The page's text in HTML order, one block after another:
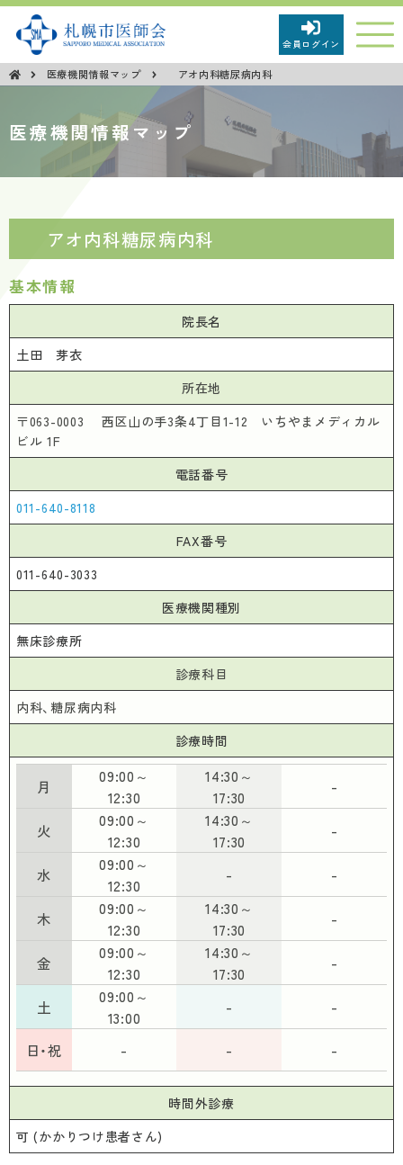
市民の皆さまへ
新型コロナウイルス感染症関連情報
市民向け医学講座
市民向けイベント等
第68回保健文化賞受賞について
メーイくんの「ぬりえ」ひろば
医師・医療関係の皆様へ
医療者向け講演会等
学術講演会等名義後援申請
入会について
シリーズ「在宅医療」
在宅医療・介護・認知症サポートセンター
地域医療室
治験事業について
初期及び二次救急当番報告
医療DX・サイバーセキュリティ
厚生労働省 「医療・介護・保育」分野における適
正な有料職業紹介事業者認定制度
札幌市医師会館のご利用について
札幌市医師会について
役員紹介
医師会会務分担
医師会の概要
医師会の歩み
定款施行規則
札幌市医師会史
札幌市医師会看護専門学校
札幌市医師会 採用情報
検診予防接種
特定健康診査等
各種がん検診等
乳がん・子宮がん
予防接種
高齢者用肺炎球菌ワクチン
会員ログイン
医療機関情報マップ アオ内科糖尿病内科
医療機関情報マップ
アオ内科糖尿病内科
基本情報
院長名
土田 芽衣
所在地
〒063-0003 西区山の手3条4丁目1-12 いちやまメディカル
ビル 1F
電話番号
011-640-8118
FAX番号
011-640-3033
医療機関種別
無床診療所
診療科目
内科、糖尿病内科
診療時間
月
09:00～
12:30
14:30～
17:30
-
火
09:00～
12:30
14:30～
17:30
-
水
09:00～
12:30
- -
木
09:00～
12:30
14:30～
17:30
-
金
09:00～
12:30
14:30～
17:30
-
土
09:00～
13:00
- -
日・祝 - - -
時間外診療
可 (かかりつけ患者さん)